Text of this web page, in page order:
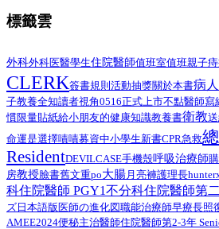
標籤雲
外科外科医醫學生住院醫師值班室值班親子
CLERK簽書規則 活動抽獎關於本書病人
子教養全知讀者視角0516正式上市不點醫師寫
慣限量貼紙給小朋友的健康知識教養書衛教
命運是選擇嘖嘖募資中小學生新書CPR急救
ResidentDEVILCASE手機殼呼吸治療師
房教授臉書舊文重po大腸 月亮褲護理長
科住院醫師 PGY1不分科住院醫師第
ズ日本語版医師の進化図職能治療師早療長照
AMEE2024便秘主治醫師住院醫師第2-3年